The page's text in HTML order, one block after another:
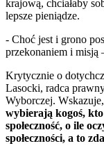
krajową, chciałaby
lepsze pieniądze.
- Choć jest i grono
przekonaniem i misją
Krytycznie o
Lasocki, radca
Wyborczej.
wybierają kogoś,
społeczność, o ile
społeczności, a to